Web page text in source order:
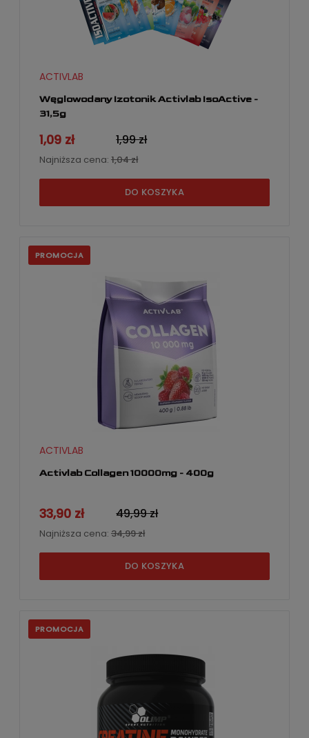
Węglowodany Izotonik Activlab IsoActive -
31,5g
ACTIVLAB
1,09 zł 1,99 zł
Najniższa cena: 1,04 zł
DO KOSZYKA
Activlab Collagen 10000mg - 400g
ACTIVLAB
33,90 zł 49,99 zł
Najniższa cena: 34,99 zł
DO KOSZYKA
PROMOCJA
PROMOCJA